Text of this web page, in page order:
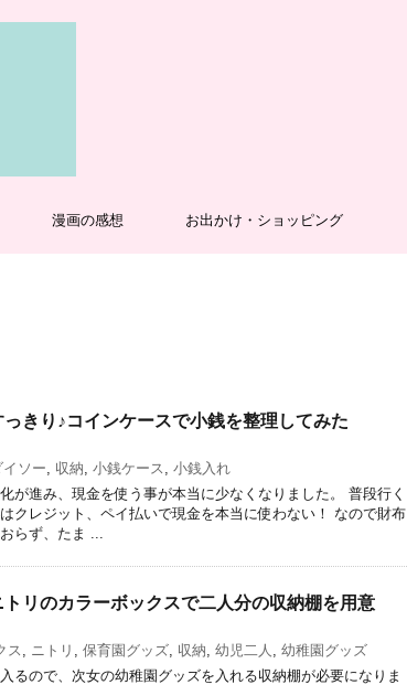
漫画の感想 お出かけ・ショッピング
っきり♪コインケースで小銭を整理してみた
イソー 収納 小銭ケース
小銭入れ
が進み、現金を使う事が本当に少なくなりました。 普段行く
クレジット、ペイ払いで現金を本当に使わない！ なので財布
らず、たま ...
トリのカラーボックスで二人分の収納棚を用意
ス ニトリ 保育園グッズ 収納 幼児二人
幼稚園グッズ
るので、次女の幼稚園グッズを入れる収納棚が必要になりま